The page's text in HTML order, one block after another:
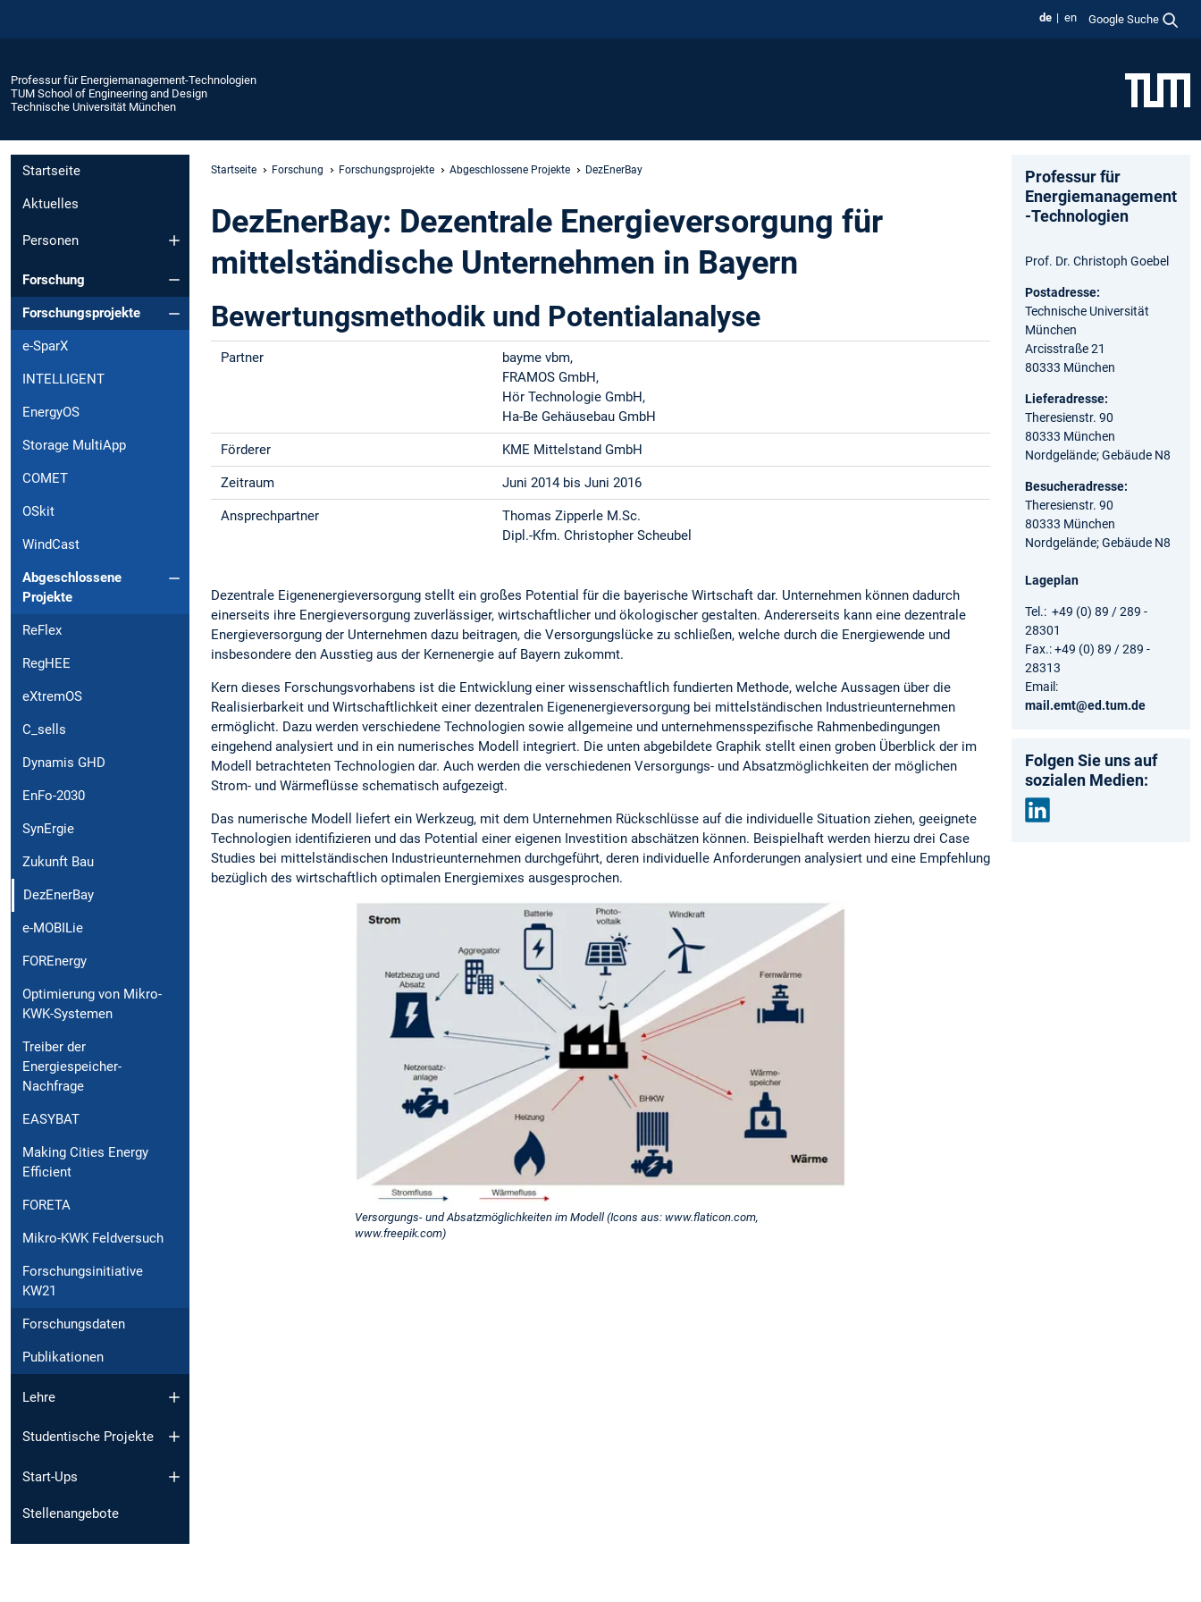
de en Google Suche
Professur für Energiemanagement-Technologien
TUM School of Engineering and Design
Technische Universität München
Startseite
Aktuelles
Personen
Forschung
Forschungsprojekte
e-SparX
INTELLIGENT
EnergyOS
Storage MultiApp
COMET
OSkit
WindCast
Abgeschlossene
Projekte
ReFlex
RegHEE
eXtremOS
C_sells
Dynamis GHD
EnFo-2030
SynErgie
Zukunft Bau
DezEnerBay
e-MOBILie
FOREnergy
Optimierung von Mikro-
KWK-Systemen
Treiber der
Energiespeicher-
Nachfrage
EASYBAT
Making Cities Energy
Efficient
FORETA
Mikro-KWK Feldversuch
Forschungsinitiative
KW21
Forschungsdaten
Publikationen
Lehre
Studentische Projekte
Start-Ups
Stellenangebote
Startseite Forschung Forschungsprojekte Abgeschlossene Projekte DezEnerBay
DezEnerBay: Dezentrale Energieversorgung für
mittelständische Unternehmen in Bayern
Bewertungsmethodik und Potentialanalyse
Partner
bayme vbm,
FRAMOS GmbH,
Hör Technologie GmbH,
Ha-Be Gehäusebau GmbH
Förderer KME Mittelstand GmbH
Zeitraum Juni 2014 bis Juni 2016
Ansprechpartner
Thomas Zipperle M.Sc.
Dipl.-Kfm. Christopher Scheubel
Dezentrale Eigenenergieversorgung stellt ein großes Potential für die bayerische Wirtschaft dar. Unternehmen können dadurch
einerseits ihre Energieversorgung zuverlässiger, wirtschaftlicher und ökologischer gestalten. Andererseits kann eine dezentrale
Energieversorgung der Unternehmen dazu beitragen, die Versorgungslücke zu schließen, welche durch die Energiewende und
insbesondere den Ausstieg aus der Kernenergie auf Bayern zukommt.
Kern dieses Forschungsvorhabens ist die Entwicklung einer wissenschaftlich fundierten Methode, welche Aussagen über die
Realisierbarkeit und Wirtschaftlichkeit einer dezentralen Eigenenergieversorgung bei mittelständischen Industrieunternehmen
ermöglicht. Dazu werden verschiedene Technologien sowie allgemeine und unternehmensspezifische Rahmenbedingungen
eingehend analysiert und in ein numerisches Modell integriert. Die unten abgebildete Graphik stellt einen groben Überblick der im
Modell betrachteten Technologien dar. Auch werden die verschiedenen Versorgungs- und Absatzmöglichkeiten der möglichen
Strom- und Wärmeflüsse schematisch aufgezeigt.
Das numerische Modell liefert ein Werkzeug, mit dem Unternehmen Rückschlüsse auf die individuelle Situation ziehen, geeignete
Technologien identifizieren und das Potential einer eigenen Investition abschätzen können. Beispielhaft werden hierzu drei Case
Studies bei mittelständischen Industrieunternehmen durchgeführt, deren individuelle Anforderungen analysiert und eine Empfehlung
bezüglich des wirtschaftlich optimalen Energiemixes ausgesprochen.
Versorgungs- und Absatzmöglichkeiten im Modell (Icons aus: www.flaticon.com,
www.freepik.com)
Professur für
Energiemanagement
-Technologien
Prof. Dr. Christoph Goebel
Postadresse:
Technische Universität
München
Arcisstraße 21
80333 München
Lieferadresse:
Theresienstr. 90
80333 München
Nordgelände; Gebäude N8
Besucheradresse:
Theresienstr. 90
80333 München
Nordgelände; Gebäude N8
Lageplan
Tel.: +49 (0) 89 / 289 -
28301
Fax.: +49 (0) 89 / 289 -
28313
Email:
mail.emt@ed.tum.de
Folgen Sie uns auf
sozialen Medien: